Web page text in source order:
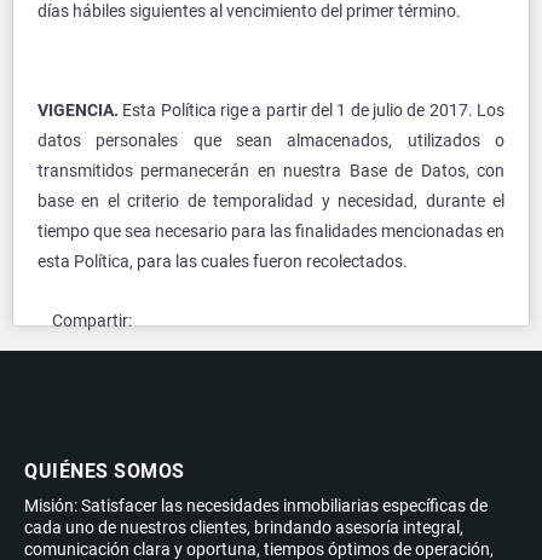
días hábiles siguientes al vencimiento del primer término.
VIGENCIA. Esta Política rige a partir del 1 de julio de 2017. Los
datos personales que sean almacenados, utilizados o
transmitidos permanecerán en nuestra Base de Datos, con
base en el criterio de temporalidad y necesidad, durante el
tiempo que sea necesario para las finalidades mencionadas en
esta Política, para las cuales fueron recolectados.
Compartir:
QUIÉNES SOMOS
Misión: Satisfacer las necesidades inmobiliarias específicas de
cada uno de nuestros clientes, brindando asesoría integral,
comunicación clara y oportuna, tiempos óptimos de operación,